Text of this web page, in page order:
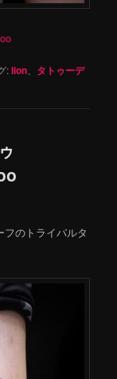
:lion
タトゥーデ
のトライバルタ